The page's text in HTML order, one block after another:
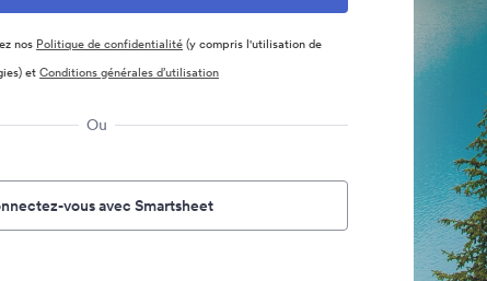
nos Politique de confidentialité(y compris l'utilisation de
etConditions générales d’utilisation
Ou
vous avec Smartsheet